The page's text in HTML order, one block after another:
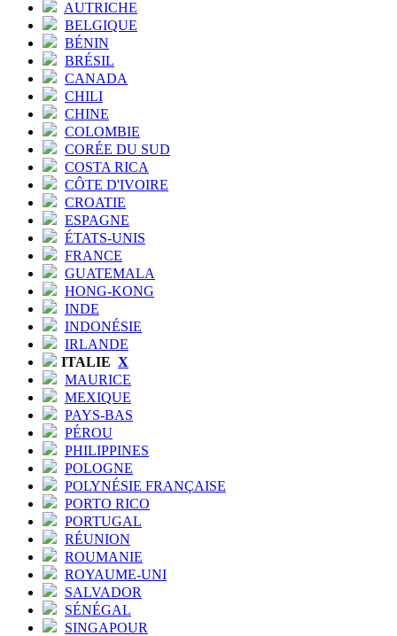
AUTRICHE
BELGIQUE
BÉNIN
BRÉSIL
CANADA
CHILI
CHINE
COLOMBIE
CORÉE DU SUD
COSTA RICA
CÔTE D'IVOIRE
CROATIE
ESPAGNE
ÉTATS-UNIS
FRANCE
GUATEMALA
HONG-KONG
INDE
INDONÉSIE
IRLANDE
ITALIE X
MAURICE
MEXIQUE
PAYS-BAS
PÉROU
PHILIPPINES
POLOGNE
POLYNÉSIE FRANÇAISE
PORTO RICO
PORTUGAL
RÉUNION
ROUMANIE
ROYAUME-UNI
SALVADOR
SÉNÉGAL
SINGAPOUR